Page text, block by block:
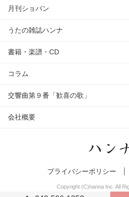
月刊ショパン
うたの雑誌ハンナ
書籍・楽譜・CD
コラム
交響曲第９番「歓喜の歌」
会社概要
プライバシーポリシー
Copyright (C)hanna Inc. All